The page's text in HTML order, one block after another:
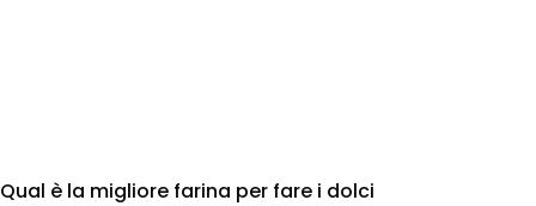
Qual è la migliore farina per fare i dolci